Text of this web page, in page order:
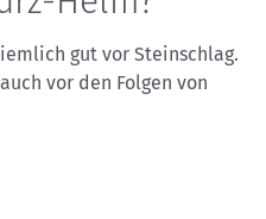
gut vor Steinschlag.
vor den Folgen von